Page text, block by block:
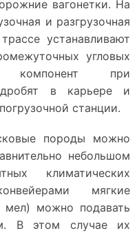
вагонетки. На
и разгрузочная
устанавливают
угловых
компонент при
дробят в карьере и
станции.
породы можно
небольшом
климатических
мягкие
мел) можно подавать
В этом случае их